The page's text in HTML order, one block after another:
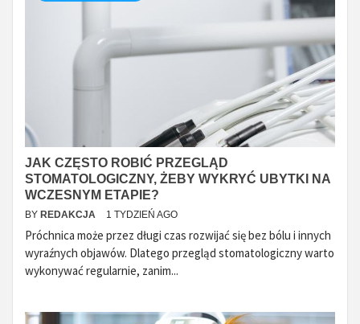
JAK CZĘSTO ROBIĆ PRZEGLĄD
STOMATOLOGICZNY, ŻEBY WYKRYĆ UBYTKI NA
WCZESNYM ETAPIE?
BY REDAKCJA 1 TYDZIEŃ AGO
Próchnica może przez długi czas rozwijać się bez bólu i innych
wyraźnych objawów. Dlatego przegląd stomatologiczny warto
wykonywać regularnie, zanim...